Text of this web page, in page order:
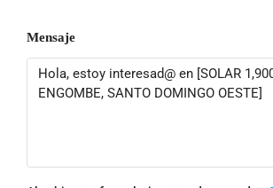
Mensaje